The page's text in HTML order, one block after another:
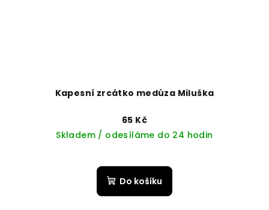
Kapesní zrcátko medúza Miluška
65 Kč
Skladem / odesíláme do 24 hodin
Do košíku